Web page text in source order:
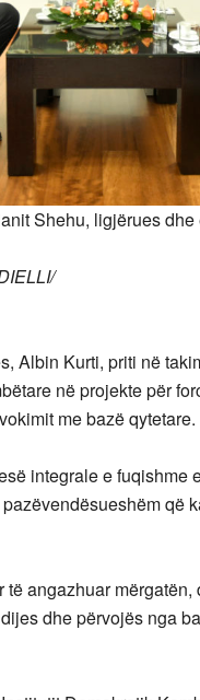
Shehu, ligjërues
Albin Kurti, priti në
në projekte për
me bazë qytetare.
integrale e fuqishme
që
angazhuar
dhe përvojës nga